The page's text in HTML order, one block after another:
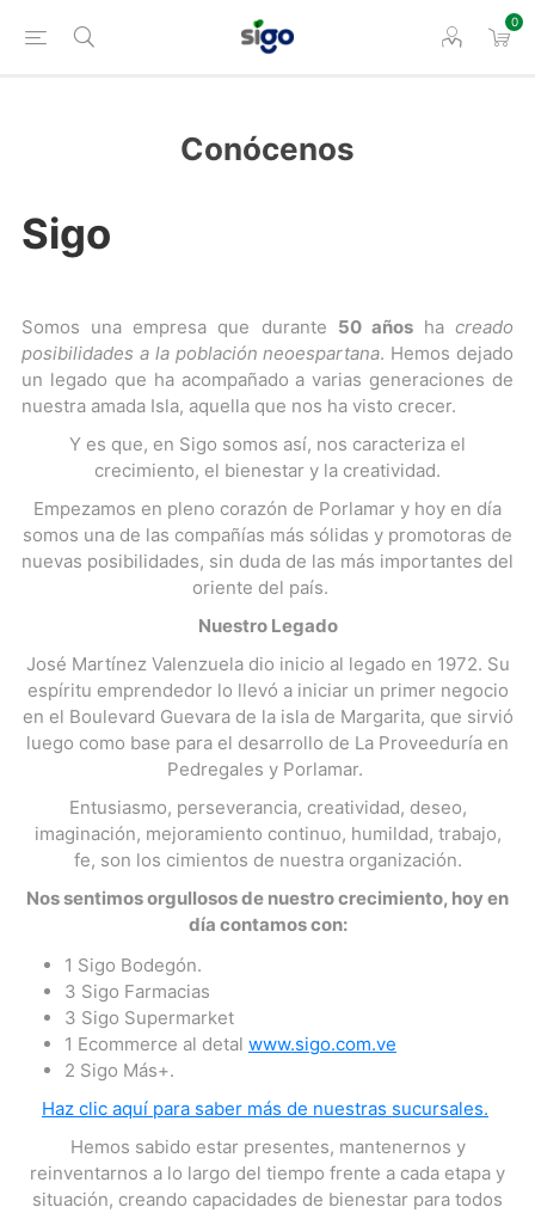
0
Conócenos
Sigo
Somos una empresa que durante 50 añoshacreado
posibilidades a la población neoespartana. Hemos dejado
un legado que ha acompañado a varias generaciones de
nuestra amada Isla, aquella que nos ha visto crecer.
Y es que, en Sigo somos así, nos caracteriza el
crecimiento, el bienestar y la creatividad.
Empezamos en pleno corazón de Porlamar y hoy en día
somos una de las compañías más sólidas y promotoras de
nuevas posibilidades, sin duda de las más importantes del
oriente del país.
Nuestro Legado
José Martínez Valenzuela dio inicio al legado en 1972. Su
espíritu emprendedor lo llevó a iniciar un primer negocio
en el Boulevard Guevara de la isla de Margarita, que sirvió
luego como base para el desarrollo de La Proveeduría en
Pedregales y Porlamar.
Entusiasmo, perseverancia, creatividad, deseo,
imaginación, mejoramiento continuo, humildad, trabajo,
fe, son los cimientos de nuestra organización.
Nos sentimos orgullosos de nuestro crecimiento, hoy en
día contamos con:
1 Sigo Bodegón.
3 Sigo Farmacias
3 Sigo Supermarket
1 Ecommerce al detal www.sigo.com.ve
2 Sigo Más+.
Haz clic aquí para saber más de nuestras sucursales.
Hemos sabido estar presentes, mantenernos y
reinventarnos a lo largo del tiempo frente a cada etapa y
situación, creando capacidades de bienestar para todos